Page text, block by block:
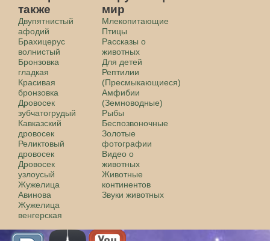
также
Двупятнистый
афодий
Брахицерус
волнистый
Бронзовка
гладкая
Красивая
бронзовка
Дровосек
зубчатогрудый
Кавказский
дровосек
Реликтовый
дровосек
Дровосек
узлоусый
Жужелица
Авинова
Жужелица
венгерская
мир
Млекопитающие
Птицы
Рассказы о
животных
Для детей
Рептилии
(Пресмыкающиеся)
Амфибии
(Земноводные)
Рыбы
Беспозвоночные
Золотые
фотографии
Видео о
животных
Животные
континентов
Звуки животных